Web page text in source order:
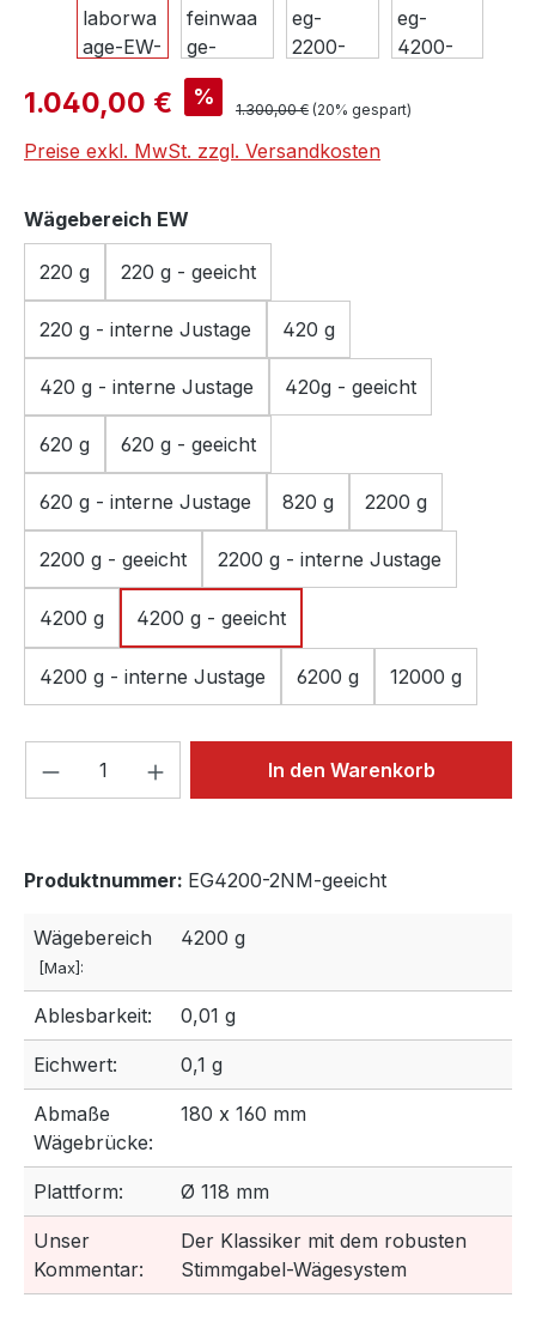
Verkaufspreis:
1.040,00 € % Regulärer Preis:
1.300,00 € (20% gespart)
Preise exkl. MwSt. zzgl. Versandkosten
Wägebereich EW
220 g 220 g - geeicht
220 g - interne Justage 420 g
420 g - interne Justage 420g - geeicht
620 g 620 g - geeicht
620 g - interne Justage 820 g 2200 g
2200 g - geeicht 2200 g - interne Justage
4200 g 4200 g - geeicht
4200 g - interne Justage 6200 g 12000 g
Produkt Anzahl: Gib denIn den Warenkorb
Produktnummer: EG4200-2NM-geeicht
Wägebereich
[Max]:
4200 g
Ablesbarkeit: 0,01 g
Eichwert: 0,1 g
Abmaße
Wägebrücke:
180 x 160 mm
Plattform: Ø 118 mm
Unser
Kommentar:
Der Klassiker mit dem robusten
Stimmgabel-Wägesystem